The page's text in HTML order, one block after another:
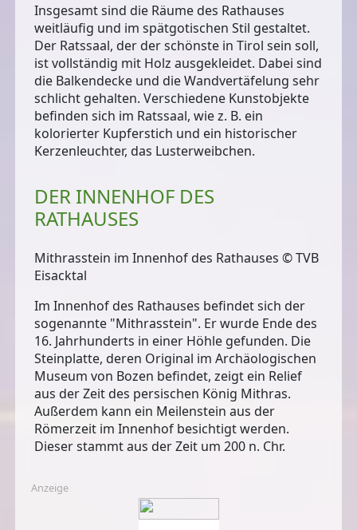
Insgesamt sind die Räume des Rathauses
weitläufig und imspätgotischen Stil gestaltet.
Der Ratssaal, der der schönste in Tirol sein soll,
ist vollständig mit Holz ausgekleidet. Dabei sind
die Balkendecke und die Wandvertäfelung sehr
schlicht gehalten. Verschiedene Kunstobjekte
befinden sich im Ratssaal, wie z. B. ein
kolorierter Kupferstich und ein historischer
Kerzenleuchter, das Lusterweibchen.
DER INNENHOF DES
RATHAUSES
Mithrasstein im Innenhof des Rathauses © TVB
Eisacktal
Im Innenhof des Rathauses befindet sich der
sogenannte "Mithrasstein". Er wurde Ende des
16. Jahrhunderts in einer Höhle gefunden. Die
Steinplatte, deren Original im Archäologischen
Museum von Bozen befindet, zeigt ein Relief
aus der Zeit des persischen König Mithras.
Außerdem kann ein Meilenstein aus der
Römerzeit im Innenhof besichtigt werden.
Dieser stammt aus der Zeit um 200 n. Chr.
Anzeige